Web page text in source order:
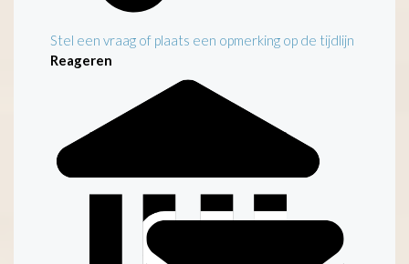
Stel een vraag of plaats een opmerking op de tijdlijn
Reageren